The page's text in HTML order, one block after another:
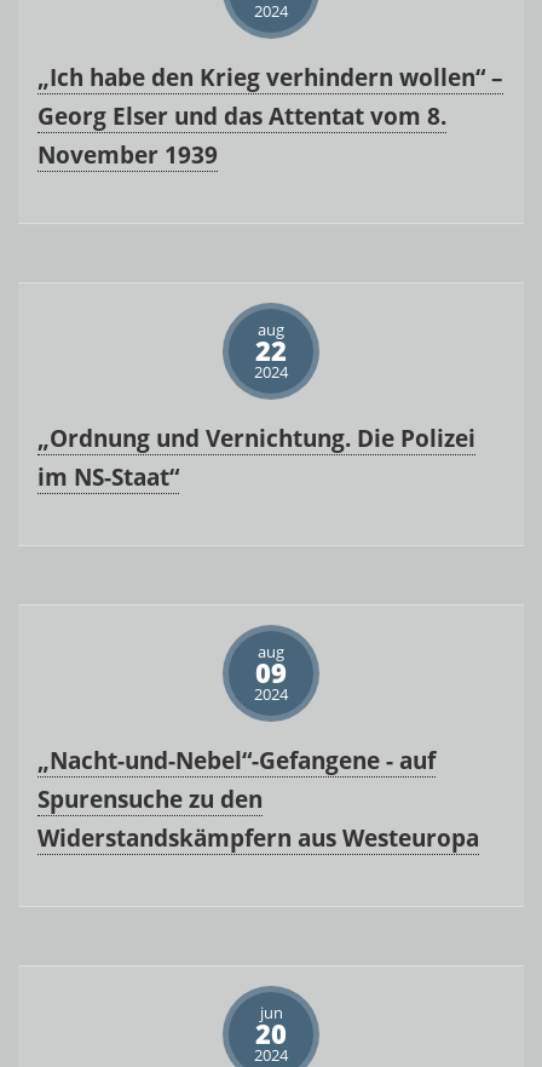
2024
„Ich habe den Krieg verhindern wollen“ –
Georg Elser und das Attentat vom 8.
November 1939
aug
22
2024
„Ordnung und Vernichtung. Die Polizei
im NS-Staat“
aug
09
2024
„Nacht-und-Nebel“-Gefangene - auf
Spurensuche zu den
Widerstandskämpfern aus Westeuropa
jun
20
2024